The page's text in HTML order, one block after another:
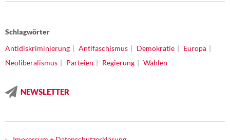
Schlagwörter
Antidiskriminierung
Antifaschismus Demokratie
Europa
Neoliberalismus
Parteien Regierung Wahlen
NEWSLETTER